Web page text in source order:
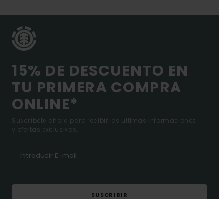
15% DE DESCUENTO EN
TU PRIMERA COMPRA
ONLINE*
Suscríbete ahora para recibir las ultimas informaciones
y ofertas exclusivas.
SUSCRIBIR